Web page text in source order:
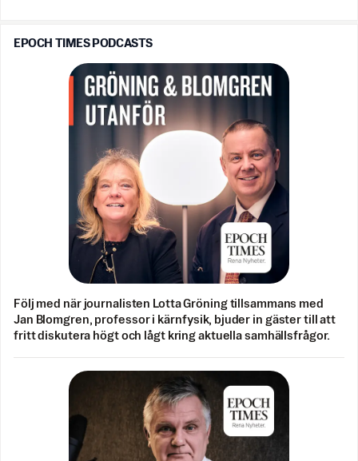
EPOCH TIMES PODCASTS
Följ med när journalisten Lotta Gröning tillsammans med
Jan Blomgren, professor i kärnfysik, bjuder in gäster till att
fritt diskutera högt och lågt kring aktuella samhällsfrågor.